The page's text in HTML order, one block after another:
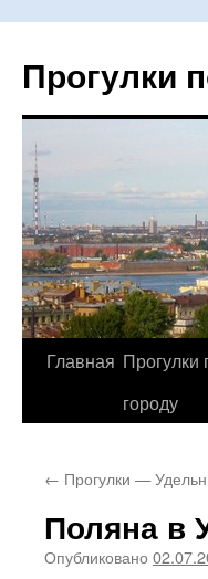
Прогулки
Перейти
Главная Прогулки
городу
← Прогулки —
Поляна в
Опубликовано